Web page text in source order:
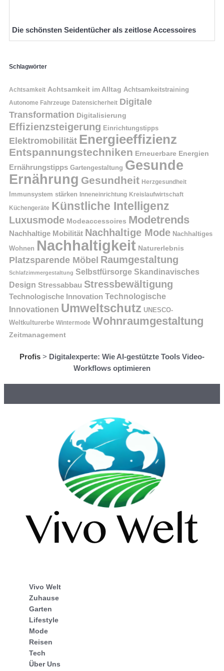
Die schönsten Seidentücher als zeitlose Accessoires
Schlagwörter
Achtsamkeit Achtsamkeit im Alltag Achtsamkeitstraining
Autonome Fahrzeuge Datensicherheit Digitale
Transformation Digitalisierung
Effizienzsteigerung Einrichtungstipps
Elektromobilität Energieeffizienz
Entspannungstechniken Erneuerbare Energien
Ernährungstipps Gartengestaltung Gesunde
Ernährung Gesundheit Herzgesundheit
Immunsystem stärken Inneneinrichtung Kreislaufwirtschaft
Küchengeräte Künstliche Intelligenz
Luxusmode Modeaccessoires Modetrends
Nachhaltige Mobilität Nachhaltige Mode Nachhaltiges
Wohnen Nachhaltigkeit Naturerlebnis
Platzsparende Möbel Raumgestaltung
Schlafzimmergestaltung Selbstfürsorge Skandinavisches
Design Stressabbau Stressbewältigung
Technologische Innovation Technologische
Innovationen Umweltschutz UNESCO-
Weltkulturerbe Wintermode Wohnraumgestaltung
Zeitmanagement
Profis > Digitalexperte: Wie AI-gestützte Tools Video-
Workflows optimieren
Vivo Welt
Zuhause
Garten
Lifestyle
Mode
Reisen
Tech
Über Uns